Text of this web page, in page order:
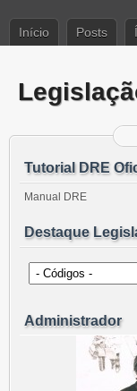
Início Posts
Tutorial DRE
Manual DRE
Destaque
Administrador